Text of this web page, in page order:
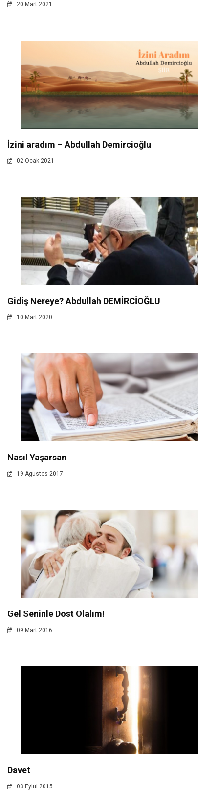
20 Mart 2021
İzini aradım – Abdullah Demircioğlu
02 Ocak 2021
Gidiş Nereye? Abdullah DEMİRCİOĞLU
10 Mart 2020
Nasıl Yaşarsan
19 Agustos 2017
Gel Seninle Dost Olalım!
09 Mart 2016
Davet
03 Eylul 2015